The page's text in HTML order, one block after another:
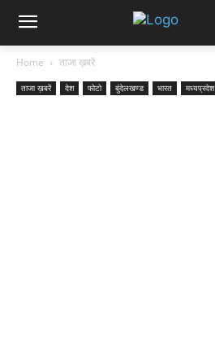
Home ताजा ख़बरें
ताजा ख़बरें देश फोटो बुंदेलखण्ड भारत मध्यप्रदेश